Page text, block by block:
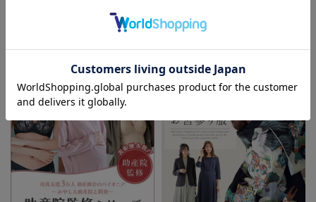
お気に入り商品を確認する
ぷくダブルガーゼパジャマシリーズ
セレモニー6シーン